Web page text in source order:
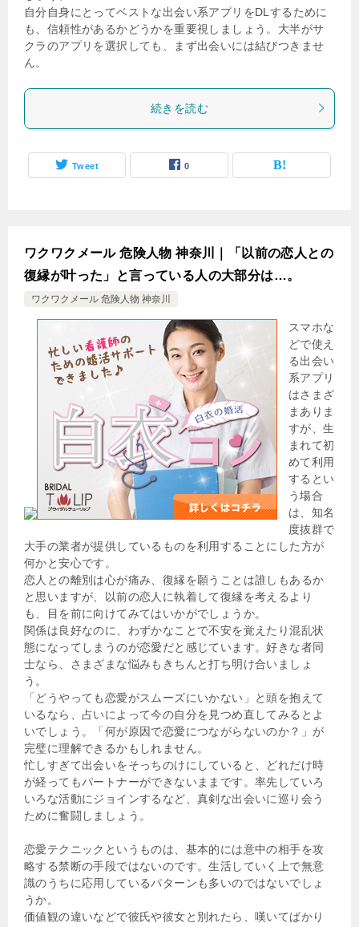
自分自身にとってベストな出会い系アプリをDLするために
も、信頼性があるかどうかを重要視しましょう。大半がサ
クラのアプリを選択しても、まず出会いには結びつきませ
ん。
続きを読む
Tweet 0
ワクワクメール 危険人物 神奈川｜「以前の恋人との
復縁が叶った」と言っている人の大部分は…。
ワクワクメール 危険人物 神奈川
スマホな
どで使え
る出会い
系アプリ
はさまざ
まありま
すが、生
まれて初
めて利用
するとい
う場合
は、知名
度抜群で
大手の業者が提供しているものを利用することにした方が
何かと安心です。
恋人との離別は心が痛み、復縁を願うことは誰しもあるか
と思いますが、以前の恋人に執着して復縁を考えるより
も、目を前に向けてみてはいかがでしょうか。
関係は良好なのに、わずかなことで不安を覚えたり混乱状
態になってしまうのが恋愛だと感じています。好きな者同
士なら、さまざまな悩みもきちんと打ち明け合いましょ
う。
「どうやっても恋愛がスムーズにいかない」と頭を抱えて
いるなら、占いによって今の自分を見つめ直してみるとよ
いでしょう。「何が原因で恋愛につながらないのか？」が
完璧に理解できるかもしれません。
忙しすぎて出会いをそっちのけにしていると、どれだけ時
が経ってもパートナーができないままです。率先していろ
いろな活動にジョインするなど、真剣な出会いに巡り会う
ために奮闘しましょう。
恋愛テクニックというものは、基本的には意中の相手を攻
略する禁断の手段ではないのです。生活していく上で無意
識のうちに応用しているパターンも多いのではないでしょ
うか。
価値観の違いなどで彼氏や彼女と別れたら、嘆いてばかり